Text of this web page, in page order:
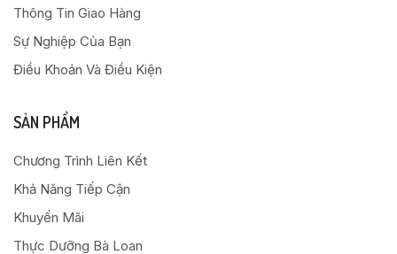
Thông Tin Giao Hàng
Sự Nghiệp Của Bạn
Điều Khoản Và Điều Kiện
SẢN PHẨM
Chương Trình Liên Kết
Khả Năng Tiếp Cận
Khuyến Mãi
Thực Dưỡng Bà Loan